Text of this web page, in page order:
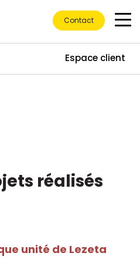
contenu
Espace client
Contact
réalisés